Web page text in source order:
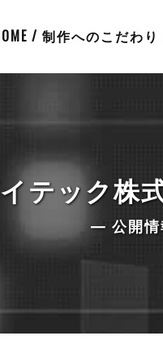
制作へのこだわり
テック株
— 公開